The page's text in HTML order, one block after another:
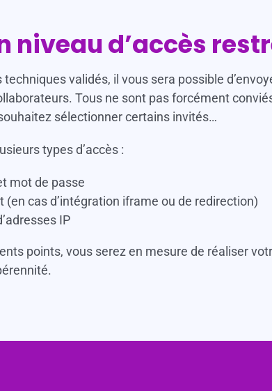
niveau d’accès
validés, il vous sera possible
Tous ne sont pas forcément
sélectionner certains invités…
types d’accès :
mot de passe
(en cas d’intégration iframe ou de redirection)
IP
points, vous serez en mesure de réaliser